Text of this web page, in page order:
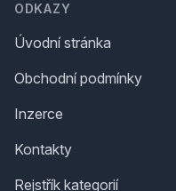
ODKAZY
Úvodní stránka
Obchodní podmínky
Inzerce
Kontakty
Rejstřík kategorií